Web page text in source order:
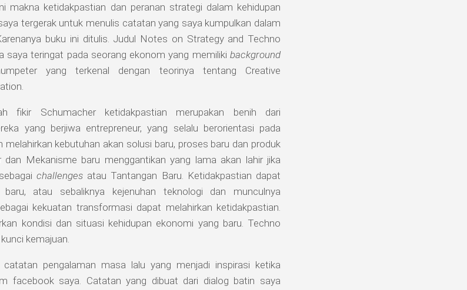
makna ketidakpastian dan peranan strategi dalam kehidupan
tergerak untuk menulis catatan yang saya kumpulkan dalam
buku ini ditulis. Judul Notes on Strategy and Techno
saya teringat pada seorang ekonom yang memiliki background
yang terkenal dengan teorinya tentang Creative
fikir Schumacher ketidakpastian merupakan benih dari
yang berjiwa entrepreneur, yang selalu berorientasi pada
melahirkan kebutuhan akan solusi baru, proses baru dan produk
dan Mekanisme baru menggantikan yang lama akan lahir jika
challengesatau Tantangan Baru. Ketidakpastian dapat
baru, atau sebaliknya kejenuhan teknologi dan munculnya
kekuatan transformasi dapat melahirkan ketidakpastian.
kondisi dan situasi kehidupan ekonomi yang baru. Techno
kemajuan.
catatan pengalaman masa lalu yang menjadi inspirasi ketika
facebook saya. Catatan yang dibuat dari dialog batin saya